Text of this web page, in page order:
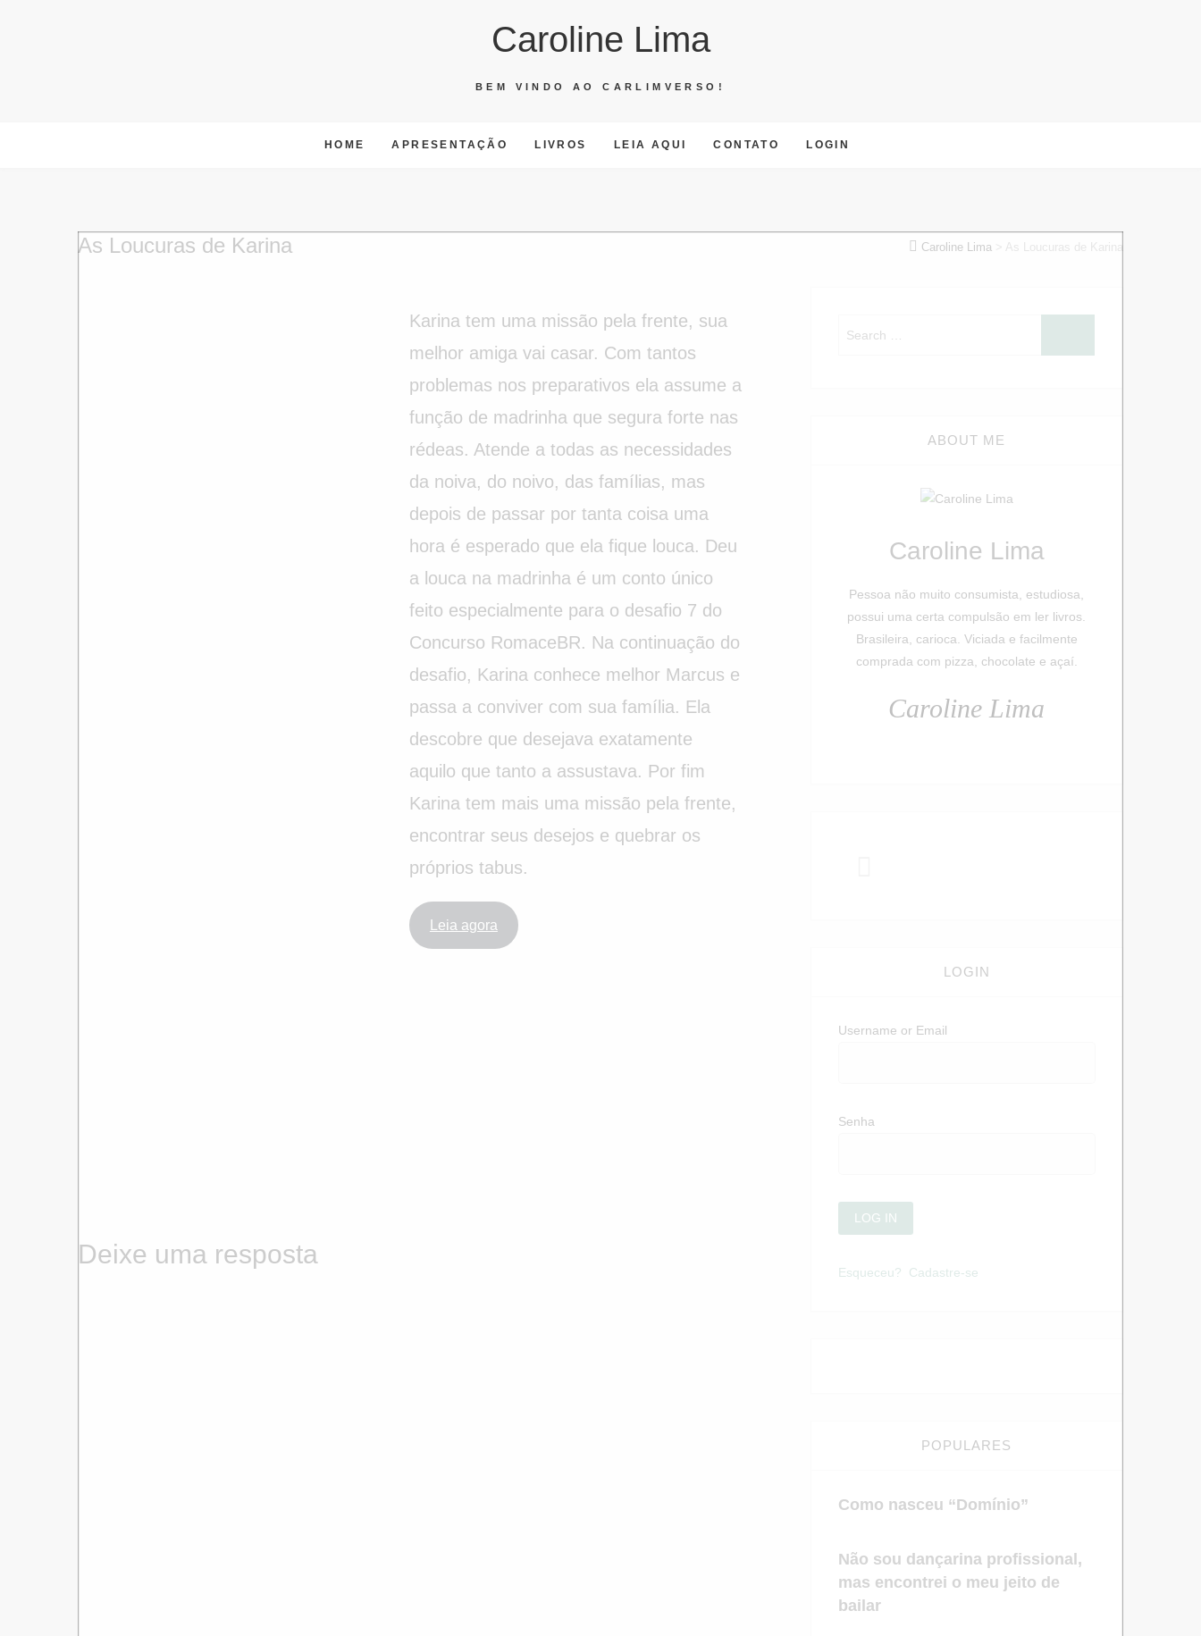
Caroline Lima
BEM VINDO AO CARLIMVERSO!
HOME APRESENTAÇÃO LIVROS LEIA AQUI CONTATO LOGIN
As Loucuras de Karina Caroline Lima As Loucuras de Karina
Karina tem uma missão pela frente, sua
melhor amiga vai casar. Com tantos
problemas nos preparativos ela assume a
função de madrinha que segura forte nas
rédeas. Atende a todas as necessidades
da noiva, do noivo, das famílias, mas
depois de passar por tanta coisa uma
hora é esperado que ela fique louca. Deu
a louca na madrinha é um conto único
feito especialmente para o desafio 7 do
Concurso RomaceBR. Na continuação do
desafio, Karina conhece melhor Marcus e
passa a conviver com sua família. Ela
descobre que desejava exatamente
aquilo que tanto a assustava. Por fim
Karina tem mais uma missão pela frente,
encontrar seus desejos e quebrar os
próprios tabus.
Leia agora
Deixe uma resposta
ABOUT ME
Caroline Lima
Pessoa não muito consumista, estudiosa,
possui uma certa compulsão em ler livros.
Brasileira, carioca. Viciada e facilmente
comprada com pizza, chocolate e açaí.
Caroline Lima
LOGIN
Username or Email
Senha
Esqueceu? Cadastre-se
POPULARES
Como nasceu “Domínio”
Não sou dançarina profissional,
mas encontrei o meu jeito de
bailar